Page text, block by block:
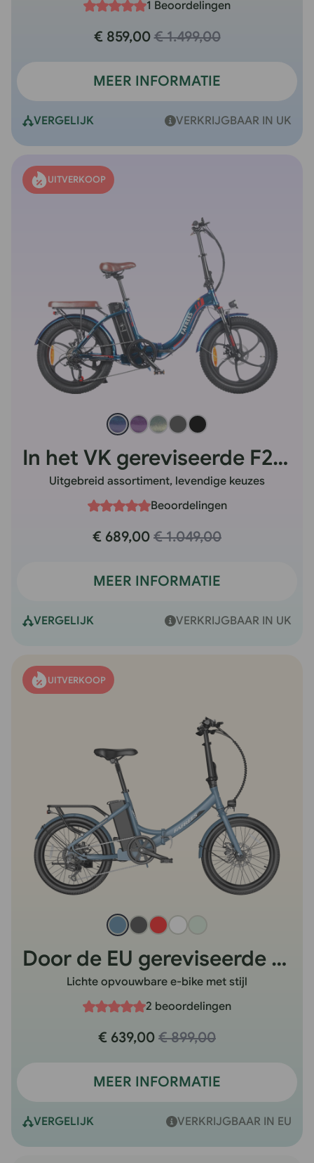
1 Beoordelingen
€ 859,00 € 1.499,00
MEER INFORMATIE
VERGELIJK VERKRIJGBAAR IN UK
UITVERKOOP
In het VK gereviseerde F20 Pro
Uitgebreid assortiment, levendige keuzes
Beoordelingen
€ 689,00 € 1.049,00
MEER INFORMATIE
VERGELIJK VERKRIJGBAAR IN UK
UITVERKOOP
Door de EU gereviseerde F20 Light
Lichte opvouwbare e-bike met stijl
2 beoordelingen
€ 639,00 € 899,00
MEER INFORMATIE
VERGELIJK VERKRIJGBAAR IN EU